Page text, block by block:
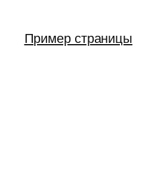
Пример страницы